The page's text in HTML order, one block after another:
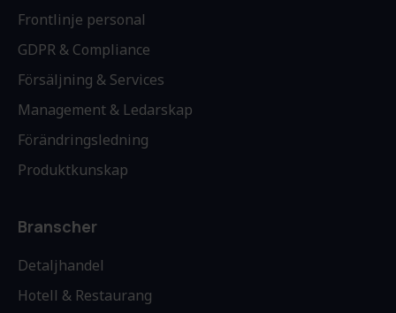
Frontlinje personal
GDPR & Compliance
Försäljning & Services
Management & Ledarskap
Förändringsledning
Produktkunskap
Branscher
Detaljhandel
Hotell & Restaurang